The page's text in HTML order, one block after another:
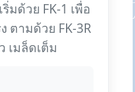
มด้วย FK-1 เพื่อ
ตามด้วย FK-3R
เมล็ดเต็ม